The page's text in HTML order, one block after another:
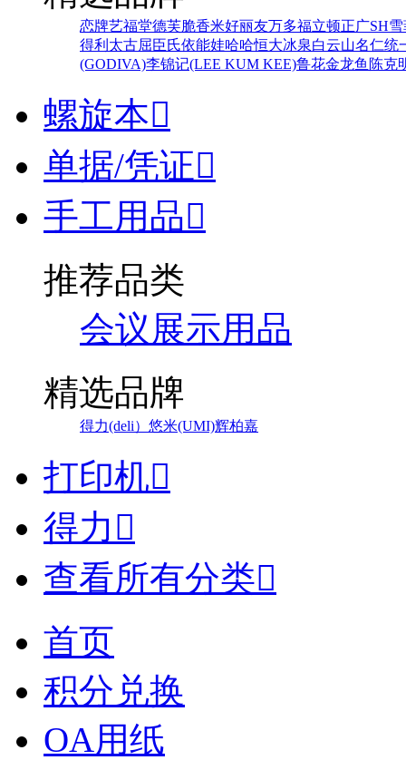
恋牌艺福堂德芙脆香米好丽友万多福立顿正广SH
得利 太古屈臣氏依能娃哈哈恒大冰泉白云山名仁统
(GODIVA)李锦记(LEE KUM KEE)鲁花金龙鱼 陈克
螺旋本
单据/凭证
手工用品
推荐品类
会议展示用品
精选品牌
得力(deli） 悠米(UMI)辉柏嘉
打印机
得力 
查看所有分类
首页
积分兑换
OA用纸